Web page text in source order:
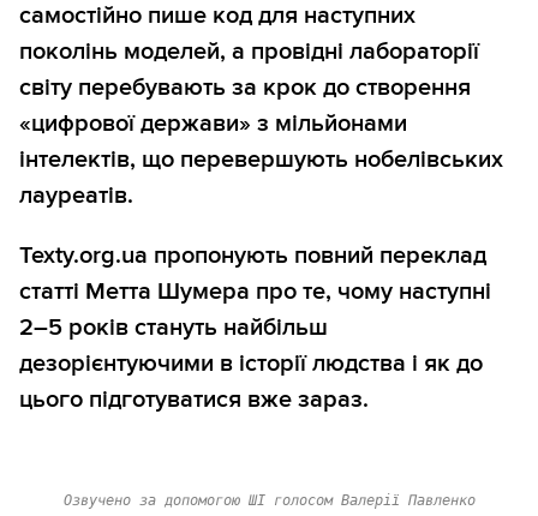
самостійно пише код для наступних
поколінь моделей, а провідні лабораторії
світу перебувають за крок до створення
«цифрової держави» з мільйонами
інтелектів, що перевершують нобелівських
лауреатів.
Texty.org.ua пропонують повний переклад
статті Метта Шумера про те, чому наступні
2–5 років стануть найбільш
дезорієнтуючими в історії людства і як до
цього підготуватися вже зараз.
Озвучено за допомогою ШІ голосом Валерії Павленко